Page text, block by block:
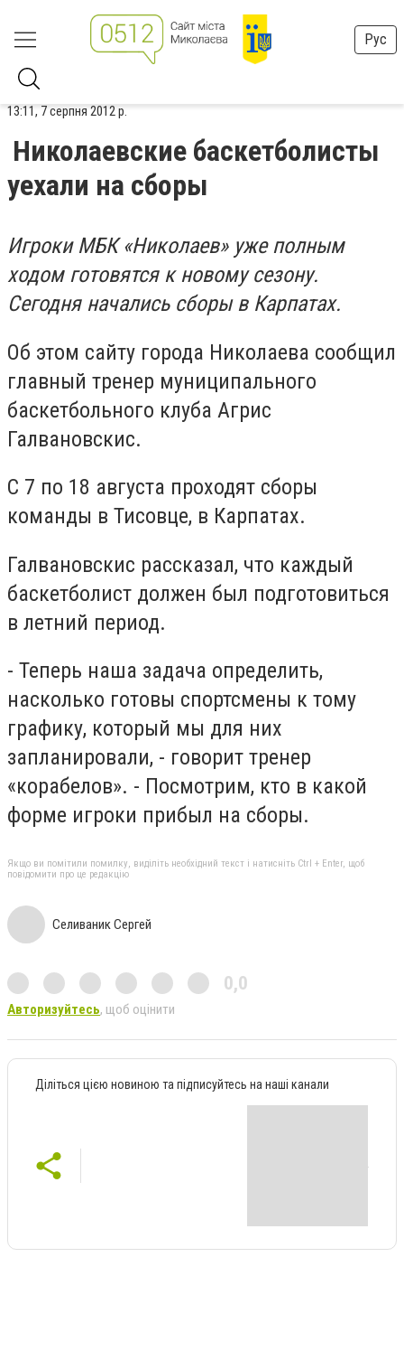
Рус
13:11, 7 серпня 2012 р.
Николаевские баскетболисты
уехали на сборы
Игроки МБК «Николаев» уже полным
ходом готовятся к новому сезону.
Сегодня начались сборы в Карпатах.
Об этом сайту города Николаева сообщил
главный тренер муниципального
баскетбольного клуба Агрис
Галвановскис.
С 7 по 18 августа проходят сборы
команды в Тисовце, в Карпатах.
Галвановскис рассказал, что каждый
баскетболист должен был подготовиться
в летний период.
- Теперь наша задача определить,
насколько готовы спортсмены к тому
графику, который мы для них
запланировали, - говорит тренер
«корабелов». - Посмотрим, кто в какой
форме игроки прибыл на сборы.
Якщо ви помітили помилку, виділіть необхідний текст і натисніть Ctrl + Enter, щоб
повідомити про це редакцію
Селиваник Сергей
0,0
Авторизуйтесь, щоб оцінити
Діліться цією новиною та підписуйтесь на наші канали